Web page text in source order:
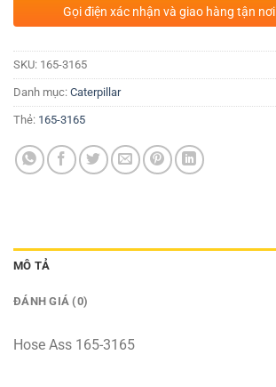
Gọi điện xác nhận và giao hàng tận nơi
SKU: 165-3165
Danh mục: Caterpillar
Thẻ: 165-3165
MÔ TẢ
ĐÁNH GIÁ (0)
Hose Ass 165-3165